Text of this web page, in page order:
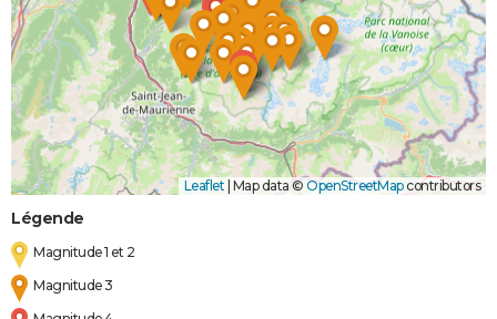
Leaflet Map data © OpenStreetMapcontributors
Légende
Magnitude 1 et 2
Magnitude 3